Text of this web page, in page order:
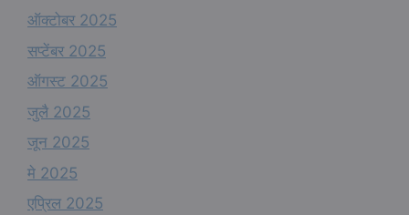
ऑक्टोबर 2025
सप्टेंबर 2025
ऑगस्ट 2025
जुलै 2025
जून 2025
मे 2025
एप्रिल 2025